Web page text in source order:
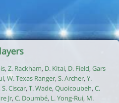
, Z. Rackham, D. Kitai, D. Field, Gars
,W. Texas Ranger, S. Archer, Y.
S. Ciscar, T. Wade, Quoicoubeh, C.
Jr, C. Doumbé, L. Yong-Rui, M.